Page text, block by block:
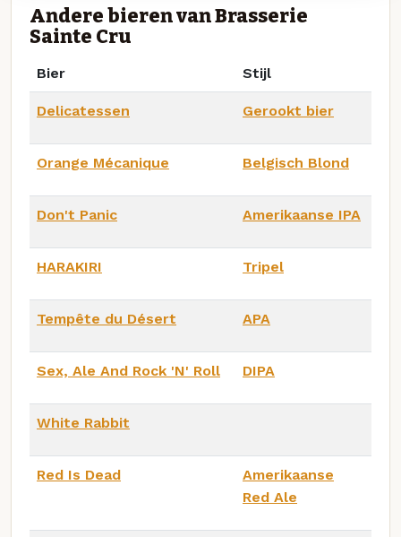
Andere bieren van Brasserie
Sainte Cru
Bier Stijl
Delicatessen Gerookt bier
Orange Mécanique Belgisch Blond
Don't Panic Amerikaanse IPA
HARAKIRI Tripel
Tempête du Désert APA
Sex, Ale And Rock 'N' Roll DIPA
White Rabbit
Red Is Dead
Amerikaanse
Red Ale